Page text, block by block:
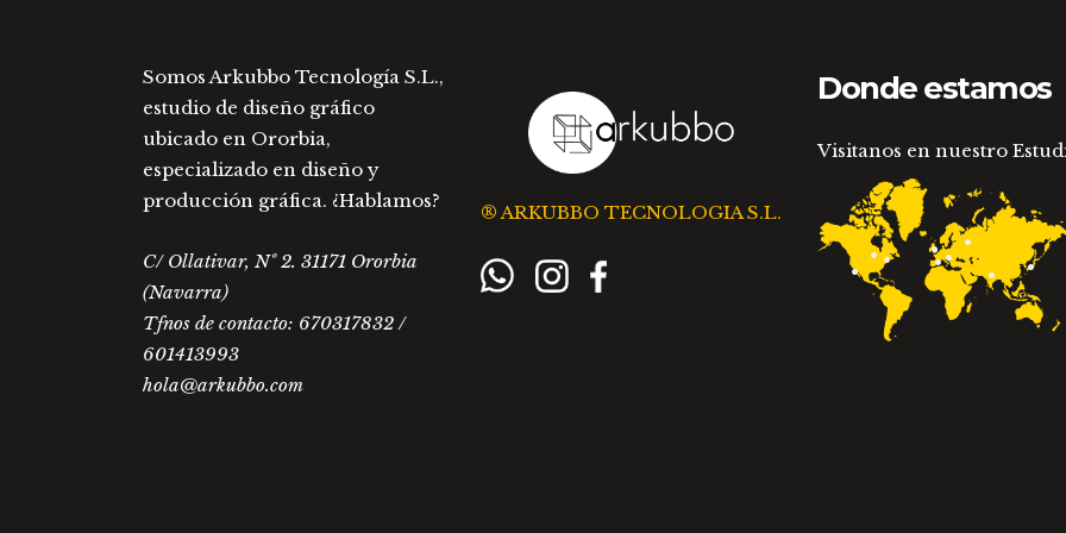
Somos Arkubbo Tecnología S.L.,
estudio de diseño gráfico
ubicado en Ororbia,
especializado en diseño y
producción gráfica. ¿Hablamos?
C/ Ollativar, Nº 2. 31171 Ororbia
(Navarra)
Tfnos de contacto: 670317832 /
601413993
hola@arkubbo.com
® ARKUBBO TECNOLOGIA S.L.
Donde estamos
Visitanos en nuestro